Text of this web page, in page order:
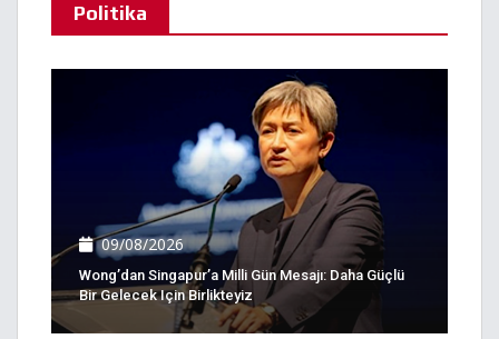
Politika
09/08/2026
Wong’dan Singapur’a Milli Gün Mesajı: Daha Güçlü
Bir Gelecek Için Birlikteyiz